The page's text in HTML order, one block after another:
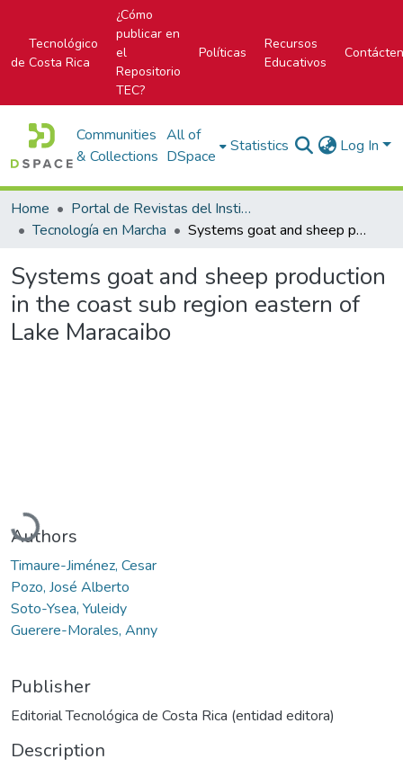
Tecnológico
de Costa Rica
¿Cómo
publicar en
el
Repositorio
TEC?
Políticas
Recursos
Educativos
Communities
& Collections
All of
DSpace
Statistics Log In
Home
Portal de Revistas del Instituto Tecnológico de Costa Rica
Tecnología en Marcha
Systems goat and sheep production in the coast sub region eastern of Lake Maracaibo
Systems goat and sheep production
in the coast sub region eastern of
Lake Maracaibo
Loading...
Authors
Timaure-Jiménez, Cesar
Pozo, José Alberto
Soto-Ysea, Yuleidy
Guerere-Morales, Anny
Publisher
Editorial Tecnológica de Costa Rica (entidad editora)
Description